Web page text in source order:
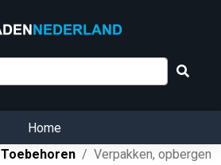
Home
Toebehoren Verpakken, opbergen